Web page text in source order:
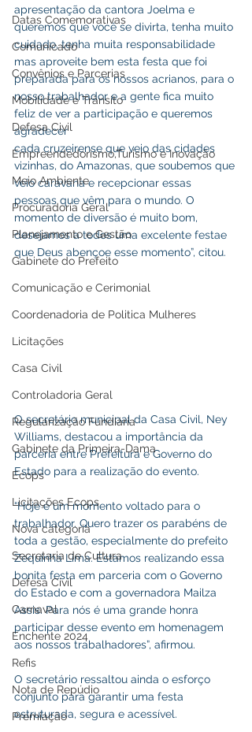
Datas Comemorativas
Comunicado
Convênios e Parcerias
Mobilidade e Trânsito
Defesa Civil
Empreendedorismo,Turismo e Inovação
Meio Ambiente
Procuradoria Geral
Planejamento e Gestão
Gabinete do Prefeito
Comunicação e Cerimonial
Coordenadoria de Politica Mulheres
Licitações
Casa Civil
Controladoria Geral
Regularização Fundiária
Gabinete da Primeira-Dama
Ecops
Licitações Ecops
Nova categoria
Secretaria de Cultura
Defesa Civil
Carnaval
Enchente 2024
Refis
Nota de Repúdio
Premiação
apresentação da cantora Joelma e
queremos que você se divirta, tenha muito
cuidado, tenha muita responsabilidade
mas aproveite bem esta festa que foi
preparada para os nossos acrianos, para o
nosso trabalhador e a gente fica muito
feliz de ver a participação e queremos
agradecer
cada cruzeirense que veio das cidades
vizinhas, do Amazonas, que soubemos que
veio caravana e recepcionar essas
pessoas que vêm para o mundo. O
momento de diversão é muito bom,
desejamos a todos uma excelente festae
que Deus abençoe esse momento”, citou.
O secretário municipal da Casa Civil, Ney
Williams, destacou a importância da
parceria entre Prefeitura e Governo do
Estado para a realização do evento.
“Hoje é um momento voltado para o
trabalhador. Quero trazer os parabéns de
toda a gestão, especialmente do prefeito
Zequinha Lima. Estamos realizando essa
bonita festa em parceria com o Governo
do Estado e com a governadora Mailza
Assis. Para nós é uma grande honra
participar desse evento em homenagem
aos nossos trabalhadores”, afirmou.
O secretário ressaltou ainda o esforço
conjunto para garantir uma festa
estruturada, segura e acessível.